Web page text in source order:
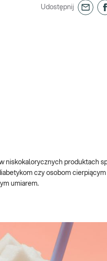
Udostępnij
niskokalorycznych produktach
czy osobom cierpiącym
umiarem.